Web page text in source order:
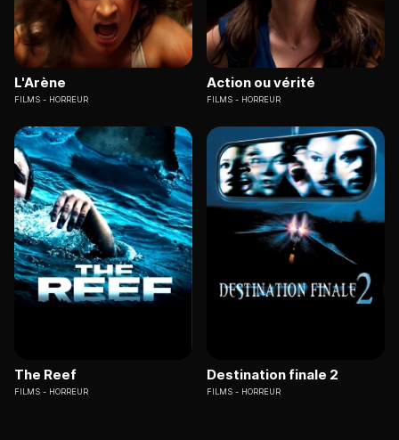
L'Arène
FILMS HORREUR
Action ou vérité
FILMS HORREUR
The Reef
FILMS HORREUR
Destination finale 2
FILMS HORREUR